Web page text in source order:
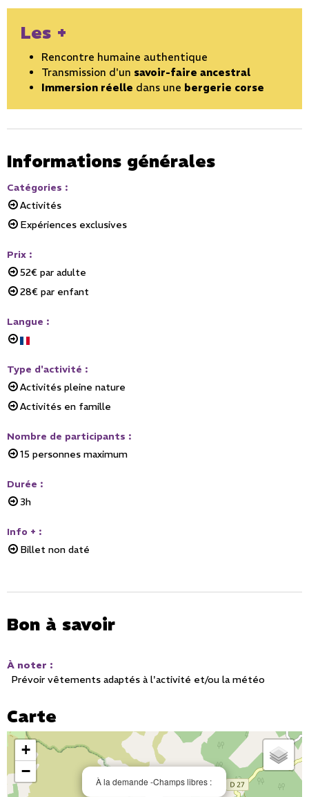
Les +
Rencontre humaine authentique
Transmission d'un savoir-faire ancestral
Immersion réelle dans une bergerie corse
Informations générales
Catégories :
Activités
Expériences exclusives
Prix :
52€ par adulte
28€ par enfant
Langue :
Type d'activité :
Activités pleine nature
Activités en famille
Nombre de participants :
15 personnes maximum
Durée :
3h
Info + :
Billet non daté
Bon à savoir
À noter :
Prévoir vêtements adaptés à l'activité et/ou la météo
Carte
À la demande -Champs libres :
+
−